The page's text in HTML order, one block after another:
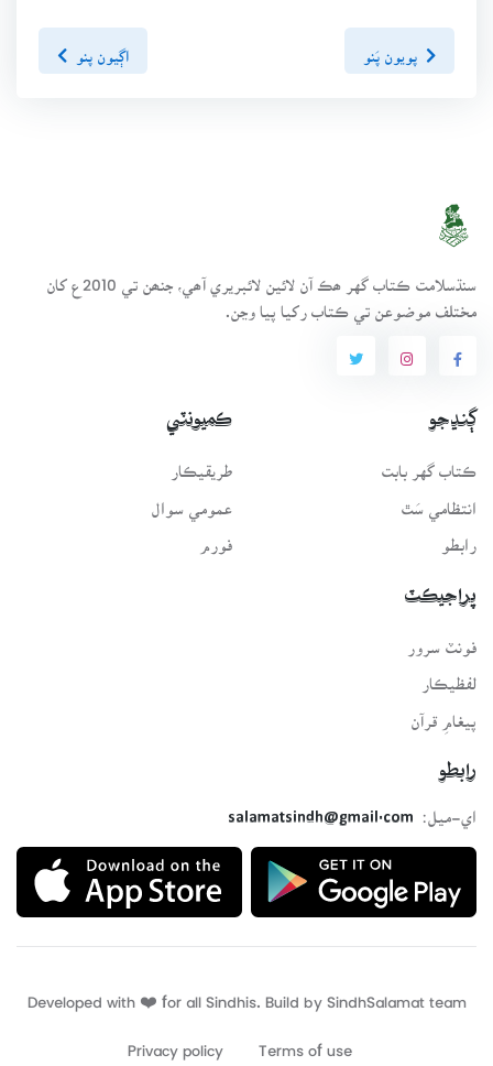
پويون پَنو اڳيون پنو
سنڌسلامت ڪتاب گهر ھڪ آن لائين لائبريري آھي، جنھن تي 2010ع کان
مختلف موضوعن تي ڪتاب رکيا پيا وڃن.
ڳنڍجو
ڪتاب گهر بابت
انتظامي سَٿ
رابطو
ڪميونٽي
طريقيڪار
عمومي سوال
فورم
پراجيڪٽ
لفظيڪار
پيغامِ قرآن
رابطو
اي-ميل:
salamatsindh@gmail.com
Developed with ❤️ for all Sindhis. Build by
Terms of use